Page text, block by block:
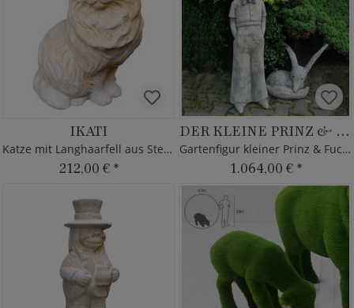
IKATI
Katze mit Langhaarfell aus Steinguss
212,00 € *
DER KLEINE PRINZ & FUCHS
Gartenfigur kleiner Prinz & Fuchs
1.064,00 € *